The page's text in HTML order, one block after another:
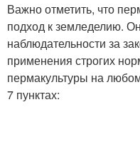
Важно отметить, что
подход к земледелию. Он
наблюдательности за
применения строгих
пермакультуры на
7 пунктах: